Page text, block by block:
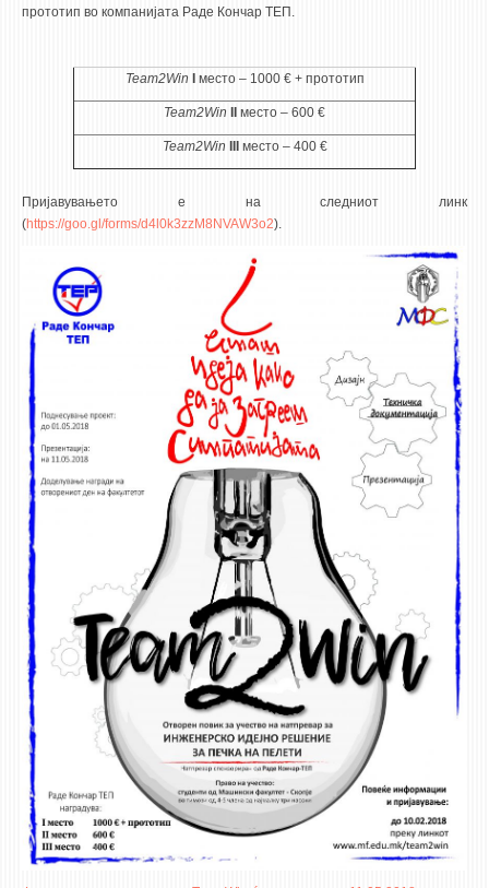
СТУДЕНТСКА СЛУЖБА
ДА ВИНЧИ МАГАЗИН
ПРАКСИ
КОНТАКТ
прототип во компанијата Раде Кончар ТЕП.
Team2Win место – 1000 € + прототип
Team2Win место – 600 €
Team2Win место – 400 €
Пријавувањето е на следниот линк
(https://goo.gl/forms/d4l0k3zzM8NVAW3o2).